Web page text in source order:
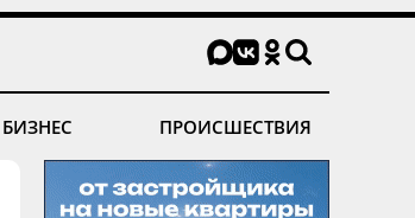
БИЗНЕС ПРОИСШЕСТВИЯ